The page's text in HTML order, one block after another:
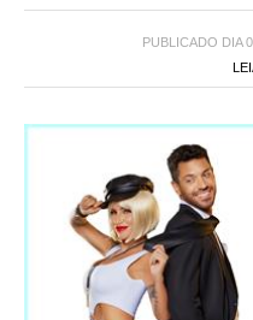
PUBLICADO DIA